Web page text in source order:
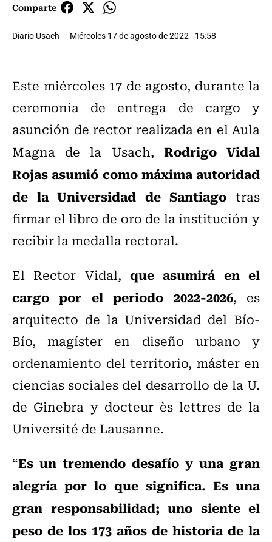
Comparte
Diario Usach Miércoles 17 de agosto de 2022 - 15:58
Este miércoles 17 de agosto, durante la
ceremonia de entrega de cargo y
asunción de rector realizada en el Aula
Magna de la Usach, Rodrigo Vidal
Rojas asumió como máxima autoridad
de la Universidad de Santiago tras
firmar el libro de oro de la institución y
recibir la medalla rectoral.
El Rector Vidal, que asumirá en el
cargo por el periodo 2022-2026, es
arquitecto de la Universidad del Bío-
Bío, magíster en diseño urbano y
ordenamiento del territorio, máster en
ciencias sociales del desarrollo de la U.
de Ginebra y docteur ès lettres de la
Université de Lausanne.
“Es un tremendo desafío y una gran
alegría por lo que significa. Es una
gran responsabilidad; uno siente el
peso de los 173 años de historia de la